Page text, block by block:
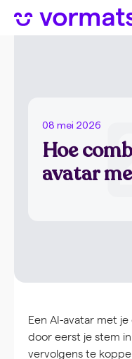
08 mei 2026
Hoe
avatar
Een AI-avatar met
door eerst je stem
vervolgens te